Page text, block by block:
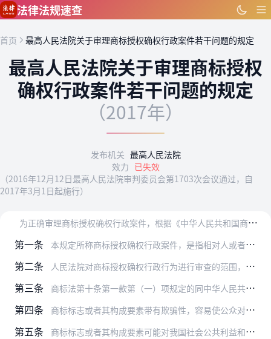
跳到主要内容
法律法规速查
首页 最高人民法院关于审理商标授权确权行政案件若干问题的规定
最高人民法院关于审理商标授权
确权行政案件若干问题的规定
（2017年）
发布机关 最高人民法院
效力 已失效
（2016年12月12日最高人民法院审判委员会第1703次会议通过，自
2017年3月1日起施行）
为
正确审理商标授权确权行政案件，根据《中华人民共和国商标法》《中华人民共和国行政诉讼法》等法律规定，结合审判实践，制定本规定。
第一条
本规定所称商标授权确权行政案件，是指相对人或者利害关系人因不服国务院工商行政管理部门商标评审委员会（以下简称商标评审委员会）作出的商标驳回复审、商标不予注册复审…
第二条 人民法院对商标授权确权行政行为进行审查的范围，一般应根据原告的诉讼请求及理由确定。原告在诉讼中未提出主张，但商标评审委员会相关认定存在明显不当的，人民法院在各方…
第三条 商标法第十条第一款第（一）项规定的同中华人民共和国的国家名称等“相同或者近似”，是指商标标志整体上与国家名称等相同或者近似。
第四条 商标标志或者其构成要素带有欺骗性，容易使公众对商品的质量等特点或者产地产生误认，商标评审委员会认定其属于2001年修正的商标法第十条第一款第（七）项规定情形的，…
第五条 商标标志或者其构成要素可能对我国社会公共利益和公共秩序产生消极、负面影响的，人民法院可以认定其属于商标法第十条第一款第（八）项规定的“其他不良影响”。